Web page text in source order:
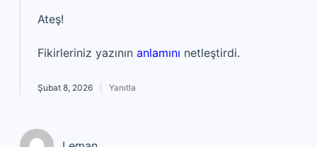
Ateş!
Fikirleriniz yazının anlamını netleştirdi.
Şubat 8, 2026 Yanıtla